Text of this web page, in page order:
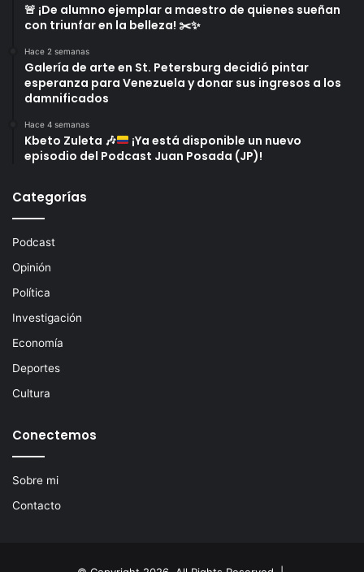
🚨 ¡De alumno ejemplar a maestro de quienes sueñan
con triunfar en la belleza! ✂️✨
Hace 2 semanas
Galería de arte en St. Petersburg decidió pintar
esperanza para Venezuela y donar sus ingresos a los
damnificados
Hace 4 semanas
Kbeto Zuleta 🎶
¡Ya está disponible un nuevo
episodio del Podcast Juan Posada (JP)!
Categorías
Podcast
Opinión
Política
Investigación
Economía
Deportes
Cultura
Conectemos
Sobre mi
Contacto